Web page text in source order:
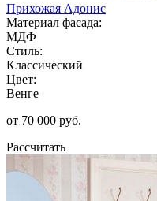
Прихожая Адонис
Материал фасада:
МДФ
Стиль:
Классический
Цвет:
Венге
от 70 000 руб.
Рассчитать